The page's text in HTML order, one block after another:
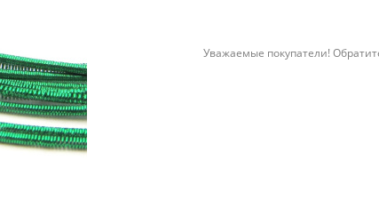
Уважаемые покупатели!